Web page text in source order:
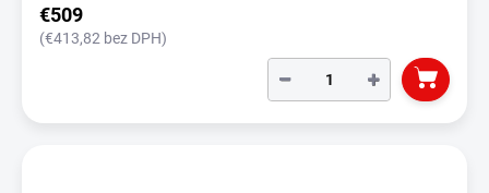
€509
(€413,82 bez DPH)
+
−